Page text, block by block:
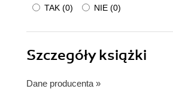
TAK (0) NIE (0)
Szczegółyksiążki
Dane producenta »